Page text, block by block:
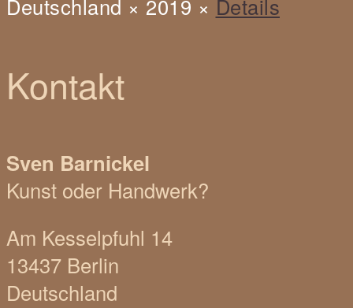
Deutschland × 2019 × Details
Kontakt
Sven Barnickel
Kunst oder Handwerk?
Am Kesselpfuhl 14
13437 Berlin
Deutschland